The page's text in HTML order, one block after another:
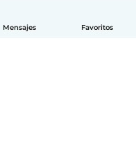
Mensajes Favoritos